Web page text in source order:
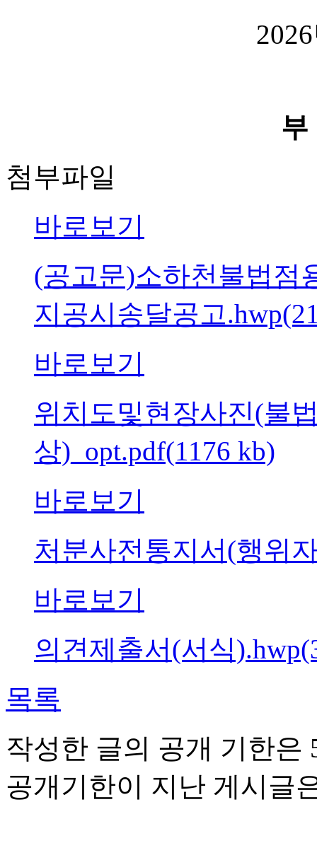
부
첨부파일
바로보기
(공고문)소하천불법점
지공시송달공고
바로보기
위치도및현장사진(불
상)_opt.pdf(1176 kb)
바로보기
처분사전통지서(행위
바로보기
의견제출서(서식
목록
작성한 글의 공개 기한은
공개기한이 지난 게시글